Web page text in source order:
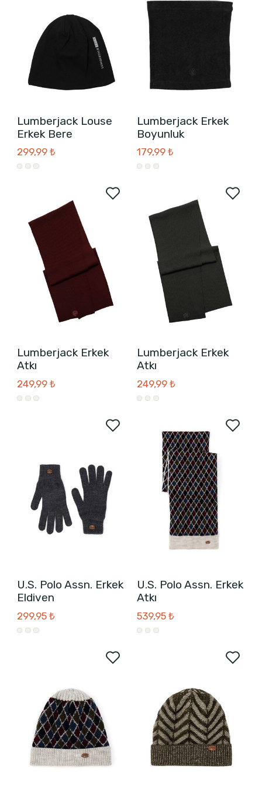
Lumberjack Louse
Erkek Bere
299,99 ₺
Lumberjack Erkek
Boyunluk
179,99 ₺
Lumberjack Erkek
Atkı
249,99 ₺
Lumberjack Erkek
Atkı
249,99 ₺
U.S. Polo Assn. Erkek
Eldiven
299,95 ₺
U.S. Polo Assn. Erkek
Atkı
539,95 ₺